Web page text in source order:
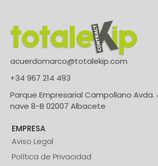
acuerdomarco@totalekip.com
+34 967 214 493
Parque Empresarial Campollano Avda.
nave 8-B 02007 Albacete
EMPRESA
Aviso Legal
Política de Privacidad